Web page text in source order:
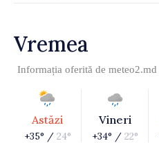
Vremea
Informația oferită de meteo2.md
Astăzi
+35° / 24°
Vineri
+34° / 22°